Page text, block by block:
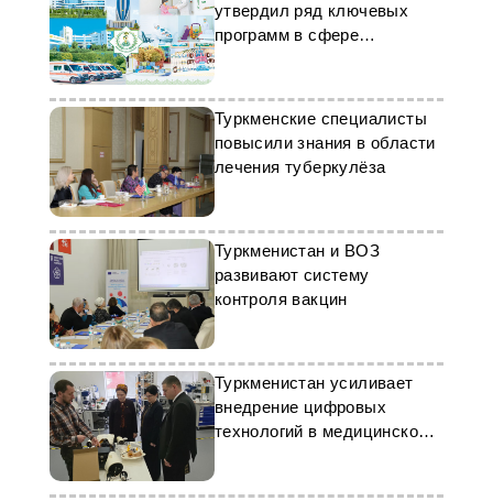
утвердил ряд ключевых
программ в сфере
здравоохранения
Туркменские специалисты
повысили знания в области
лечения туберкулёза
Туркменистан и ВОЗ
развивают систему
контроля вакцин
Туркменистан усиливает
внедрение цифровых
технологий в медицинское